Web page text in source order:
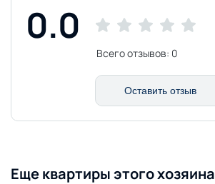
0.0
Всего отзывов: 0
Оставить отзыв
Еще квартиры этого хозяина